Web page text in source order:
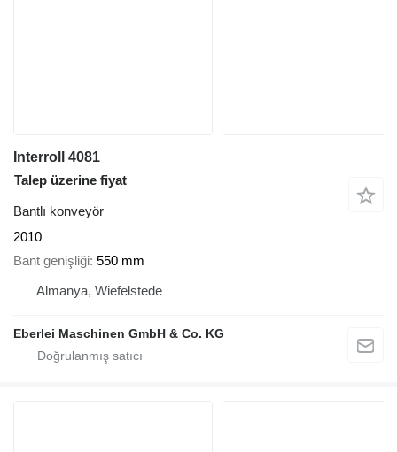
Interroll 4081
Talep üzerine fiyat
Bantlı konveyör
2010
Bant genişliği 550 mm
Almanya, Wiefelstede
Eberlei Maschinen GmbH & Co. KG